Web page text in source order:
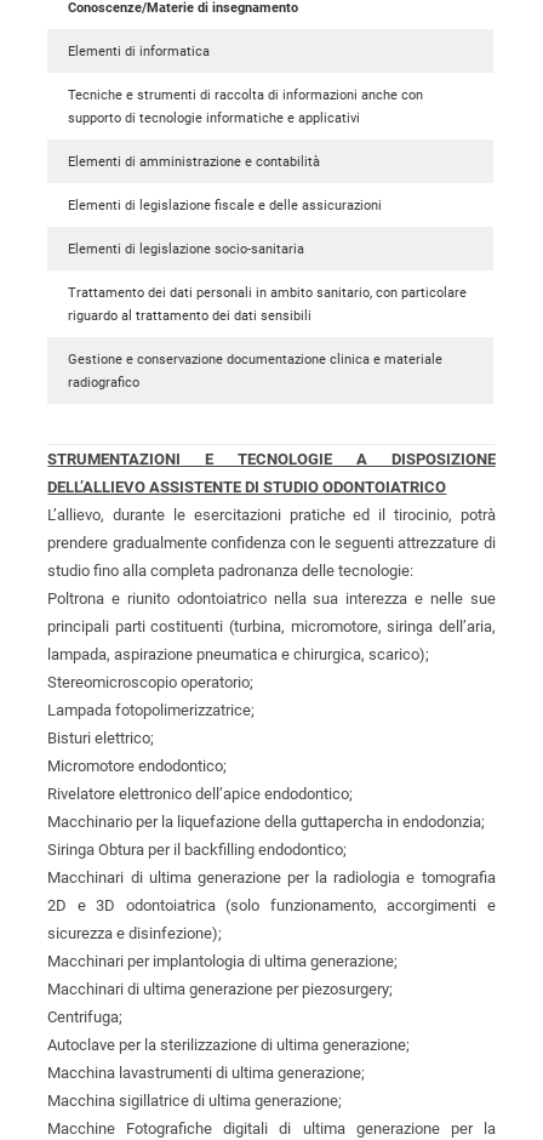
Conoscenze/Materie di insegnamento
Elementi di informatica
Tecniche e strumenti di raccolta di informazioni anche con
supporto di tecnologie informatiche e applicativi
Elementi di amministrazione e contabilità
Elementi di legislazione fiscale e delle assicurazioni
Elementi di legislazione socio-sanitaria
Trattamento dei dati personali in ambito sanitario, con particolare
riguardo al trattamento dei dati sensibili
Gestione e conservazione documentazione clinica e materiale
radiografico
STRUMENTAZIONI E TECNOLOGIE A DISPOSIZIONE
DELL’ALLIEVO ASSISTENTE DI STUDIO ODONTOIATRICO
L’allievo, durante le esercitazioni pratiche ed il tirocinio, potrà
prendere gradualmente confidenza con le seguenti attrezzature di
studio fino alla completa padronanza delle tecnologie:
Poltrona e riunito odontoiatrico nella sua interezza e nelle sue
principali parti costituenti (turbina, micromotore, siringa dell’aria,
lampada, aspirazione pneumatica e chirurgica, scarico);
Stereomicroscopio operatorio;
Lampada fotopolimerizzatrice;
Bisturi elettrico;
Micromotore endodontico;
Rivelatore elettronico dell’apice endodontico;
Macchinario per la liquefazione della guttapercha in endodonzia;
Siringa Obtura per il backfilling endodontico;
Macchinari di ultima generazione per la radiologia e tomografia
2D e 3D odontoiatrica (solo funzionamento, accorgimenti e
sicurezza e disinfezione);
Macchinari per implantologia di ultima generazione;
Macchinari di ultima generazione per piezosurgery;
Centrifuga;
Autoclave per la sterilizzazione di ultima generazione;
Macchina lavastrumenti di ultima generazione;
Macchina sigillatrice di ultima generazione;
Macchine Fotografiche digitali di ultima generazione per la